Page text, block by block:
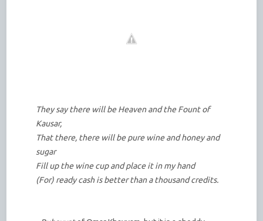
They say there will be Heaven and the Fount of
Kausar,
That there, there will be pure wine and honey and
sugar
Fill up the wine cup and place it in my hand
(For) ready cash is better than a thousand credits.